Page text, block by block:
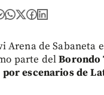
Arena de Sabaneta
parte delBorondo
escenarios de